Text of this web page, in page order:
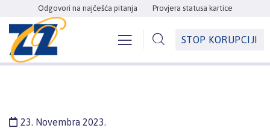
Odgovori na najčešća pitanja Provjera statusa kartice
STOP KORUPCIJI
23. Novembra 2023.